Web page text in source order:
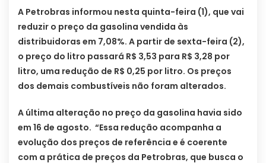
A Petrobras informou nesta quinta-feira (1), que vai
reduzir o preço da gasolina vendida às
distribuidoras em 7,08%. A partir de sexta-feira (2),
o preço do litro passará R$ 3,53 para R$ 3,28 por
litro, uma redução de R$ 0,25 por litro. Os preços
dos demais combustíveis não foram alterados.
A última alteração no preço da gasolina havia sido
em 16 de agosto. “Essa redução acompanha a
evolução dos preços de referência e é coerente
com a prática de preços da Petrobras, que busca o